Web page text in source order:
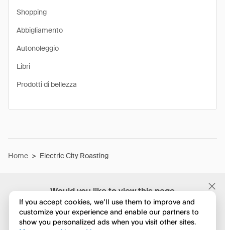
Would you like to view this page
in English?
No, continua a esplorare
Shopping
Abbigliamento
Autonoleggio
Libri
Prodotti di bellezza
Home > Electric City Roasting
If you accept cookies, we’ll use them to improve and
customize your experience and enable our partners to
show you personalized ads when you visit other sites.